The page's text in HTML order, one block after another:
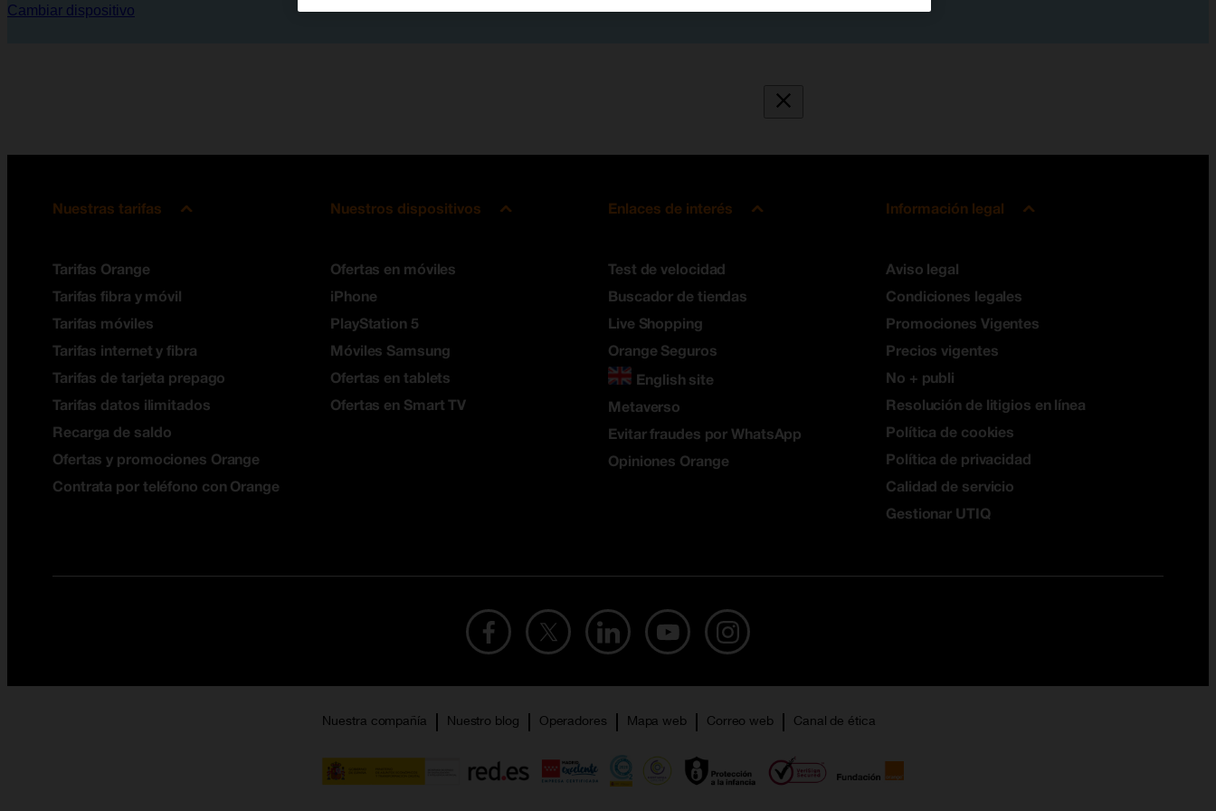
Cambiar dispositivo
Nuestras tarifas
Tarifas Orange
Tarifas fibra y móvil
Tarifas móviles
Tarifas internet y fibra
Tarifas de tarjeta prepago
Tarifas datos ilimitados
Recarga de saldo
Ofertas y promociones Orange
Contrata por teléfono con Orange
Nuestros dispositivos
Ofertas en móviles
iPhone
PlayStation 5
Móviles Samsung
Ofertas en tablets
Ofertas en Smart TV
Enlaces de interés
Test de velocidad
Buscador de tiendas
Live Shopping
Orange Seguros
English site
Metaverso
Evitar fraudes por WhatsApp
Opiniones Orange
Información legal
Aviso legal
Condiciones legales
Promociones Vigentes
Precios vigentes
No + publi
Resolución de litigios en línea
Política de cookies
Política de privacidad
Calidad de servicio
Gestionar UTIQ
Nuestra compañía Nuestro blog Operadores Mapa web Correo web Canal de ética